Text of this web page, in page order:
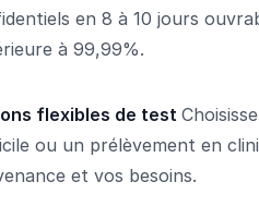
en 8 à 10 jours
à 99,99%.
flexibles de test
ou un prélèvement en
et vos besoins.